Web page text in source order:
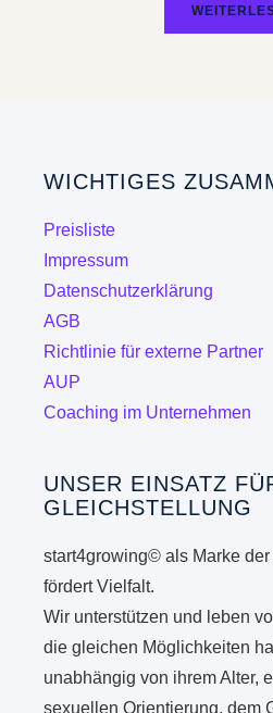
WICHTIGES
Preisliste
Impressum
Datenschutzerklärung
AGB
Richtlinie für externe Partner
AUP
Coaching im Unternehmen
UNSER EINSATZ
GLEICHSTELLUNG
start4growing© als Marke
fördert Vielfalt.
Wir unterstützen und leben
die gleichen Möglichkeiten
unabhängig von ihrem Alter,
sexuellen Orientierung, dem